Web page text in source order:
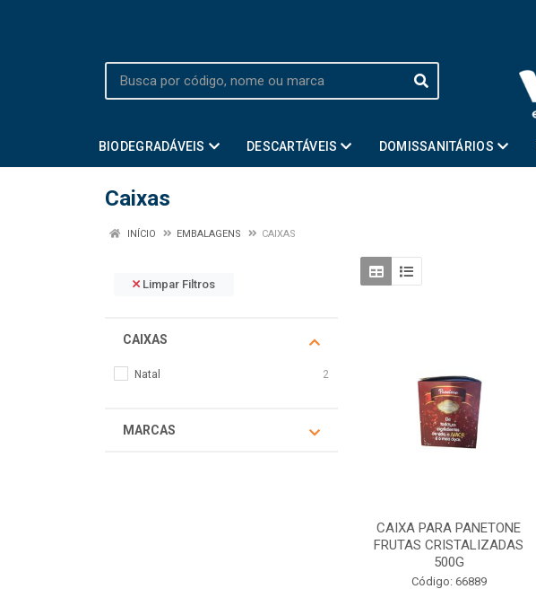
BIODEGRADÁVEIS DESCARTÁVEIS DOMISSANITÁRIOS
Caixas
INÍCIO EMBALAGENS CAIXAS
Limpar Filtros
CAIXAS
Natal 2
MARCAS
CAIXA PARA PANETONE
FRUTAS CRISTALIZADAS
500G
Código: 66889